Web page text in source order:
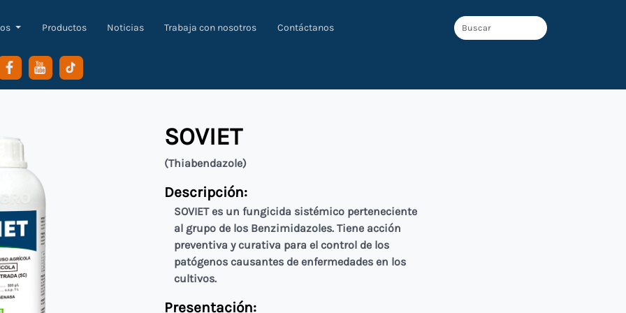
Productos Noticias Trabaja con nosotros Contáctanos
SOVIET
(Thiabendazole)
Descripción:
SOVIET es un fungicida sistémico perteneciente
al grupo de los Benzimidazoles. Tiene acción
preventiva y curativa para el control de los
patógenos causantes de enfermedades en los
cultivos.
Presentación: